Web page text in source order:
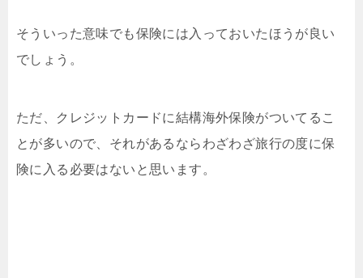
そういった意味でも保険には入っておいたほうが良い
でしょう。
ただ、クレジットカードに結構海外保険がついてるこ
とが多いので、それがあるならわざわざ旅行の度に保
険に入る必要はないと思います。